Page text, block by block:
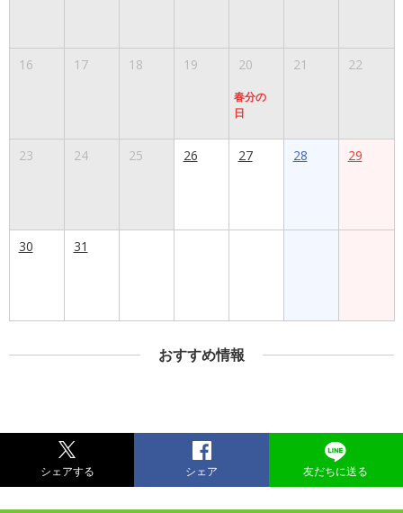
16 17 18 19 20
春分の
日
21 22
23 24 25 26 27 28 29
30 31
おすすめ情報
シェアする シェア 友だちに送る